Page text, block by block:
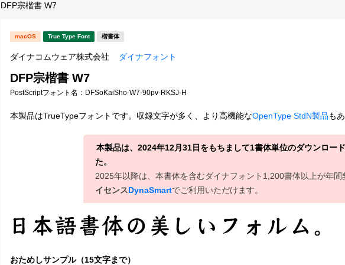
DFP宗楷書 W7
macOS True Type Font 楷書体
ダイナコムウェア株式会社 ダイナフォント
DFP宗楷書 W7
PostScriptフォント名： DFSoKaiSho-W7-90pv-RKSJ-H
本製品はTrueTypeフォントです。収録文字が多く、より高機能なOpenType StdN製品も
本製品は、2024年12月31日をもちまして1書体単位のダウンロー
た。
2025年以降は、本書体を含むダイナフォント1,200書体以上が年間
イセンスDynaSmartでご利用いただけます。
おためしサンプル（15文字まで）